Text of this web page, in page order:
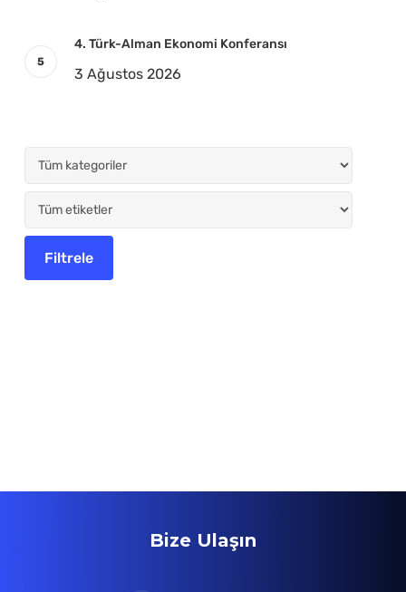
4. Türk-Alman Ekonomi Konferansı
3 Ağustos 2026
Bize Ulaşın